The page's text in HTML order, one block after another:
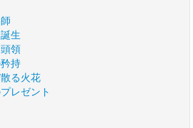
生
領
持
る火花
レゼント